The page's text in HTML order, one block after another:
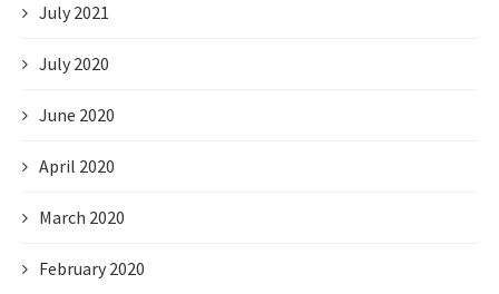
July 2021
July 2020
June 2020
April 2020
March 2020
February 2020